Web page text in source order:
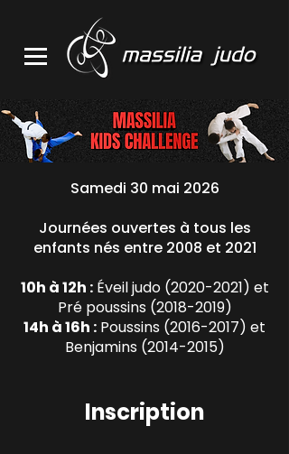
Samedi 30 mai 2026
Journées ouvertes à tous les
enfants nés entre 2008 et 2021
10h à 12h :Éveil judo (2020-2021) et
Pré poussins (2018-2019)
14h à 16h : Poussins (2016-2017) et
Benjamins (2014-2015)
Inscription